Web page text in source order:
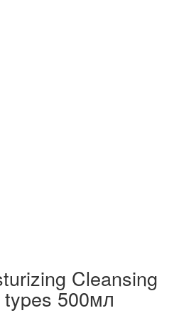
Cleansing
500мл